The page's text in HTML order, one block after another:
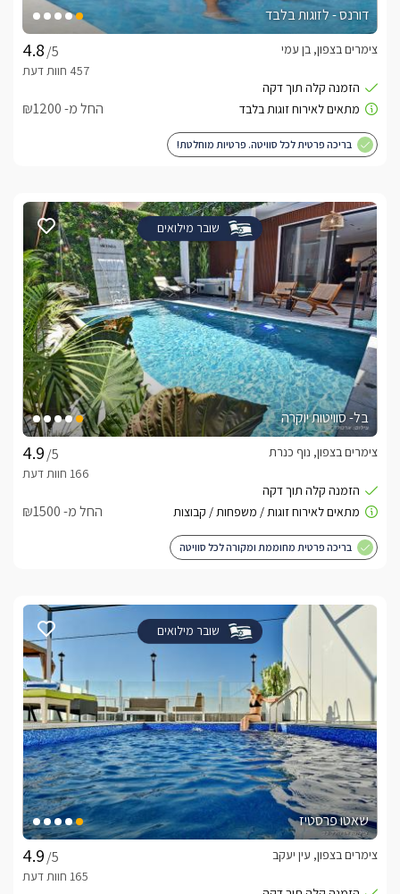
דורנס - לזוגות בלבד
/5
צימרים בצפון, בן עמי
החל מ- ₪1200
בריכה פרטית לכל סוויטה. פרטיות מוחלטת!
שובר מילואים
בל- סוויטות יוקרה
/5
צימרים בצפון, נוף כנרת
החל מ- ₪1500
בריכה פרטית מחוממת ומקורה לכל סוויטה
שובר מילואים
שאטו פרסטיז
/5
צימרים בצפון, עין יעקב